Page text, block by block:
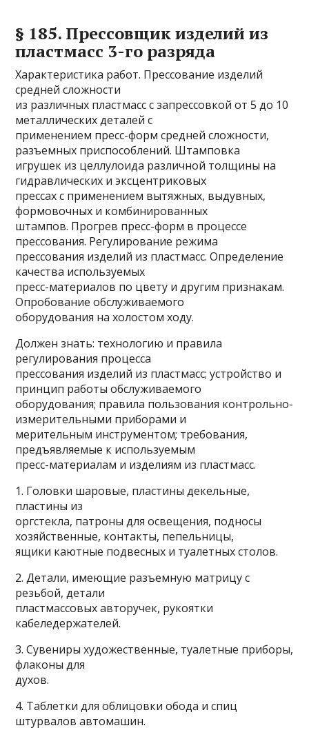
§ 185. Прессовщик изделий из
пластмасс 3-го разряда
Характеристика работ. Прессование изделий
средней сложности
из различных пластмасс с запрессовкой от 5 до 10
металлических деталей с
применением пресс-форм средней сложности,
разъемных приспособлений. Штамповка
игрушек из целлулоида различной толщины на
гидравлических и эксцентриковых
прессах с применением вытяжных, выдувных,
формовочных и комбинированных
штампов. Прогрев пресс-форм в процессе
прессования. Регулирование режима
прессования изделий из пластмасс. Определение
качества используемых
пресс-материалов по цвету и другим признакам.
Опробование обслуживаемого
оборудования на холостом ходу.
Должен знать: технологию и правила
регулирования процесса
прессования изделий из пластмасс; устройство и
принцип работы обслуживаемого
оборудования; правила пользования контрольно-
измерительными приборами и
мерительным инструментом; требования,
предъявляемые к используемым
пресс-материалам и изделиям из пластмасс.
1. Головки шаровые, пластины декельные,
пластины из
оргстекла, патроны для освещения, подносы
хозяйственные, контакты, пепельницы,
ящики каютные подвесных и туалетных столов.
2. Детали, имеющие разъемную матрицу с
резьбой, детали
пластмассовых авторучек, рукоятки
кабеледержателей.
3. Сувениры художественные, туалетные приборы,
флаконы для
духов.
4. Таблетки для облицовки обода и спиц
штурвалов автомашин.